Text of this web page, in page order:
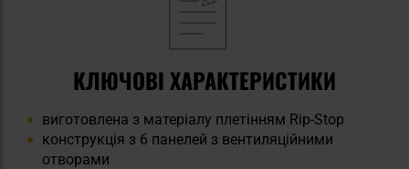
КЛЮЧОВІ ХАРАКТЕРИСТИКИ
виготовлена з матеріалу плетінням Rip-Stop
конструкція з 6 панелей з вентиляційними
отворами